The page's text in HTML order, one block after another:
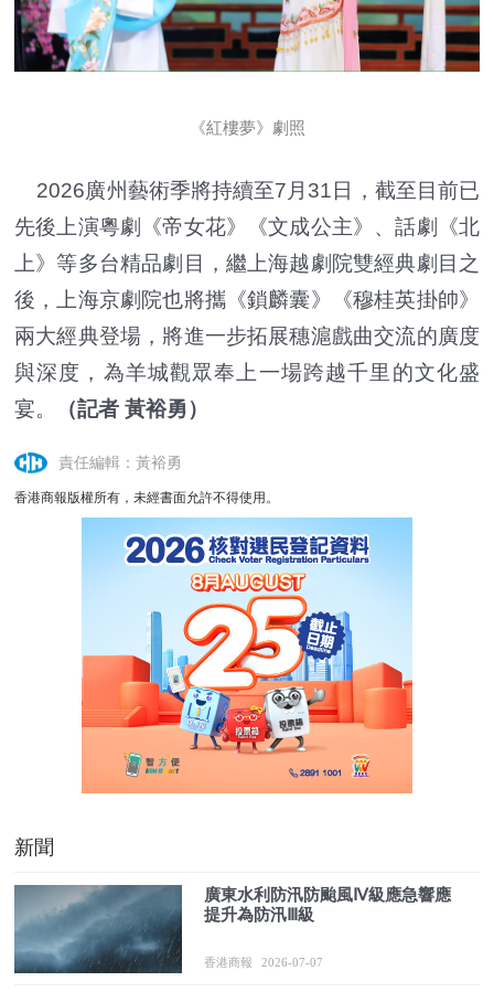
《紅樓夢》劇照
2026廣州藝術季將持續至7月31日，截至目前已
先後上演粵劇《帝女花》《文成公主》、話劇《北
上》等多台精品劇目，繼上海越劇院雙經典劇目之
後，上海京劇院也將攜《鎖麟囊》《穆桂英掛帥》
兩大經典登場，將進一步拓展穗滬戲曲交流的廣度
與深度，為羊城觀眾奉上一場跨越千里的文化盛
宴。
（記者 黃裕勇）
責任編輯：黃裕勇
香港商報版權所有，未經書面允許不得使用。
新聞
廣東水利防汛防颱風Ⅳ級應急響應
提升為防汛Ⅲ級
香港商報 2026-07-07